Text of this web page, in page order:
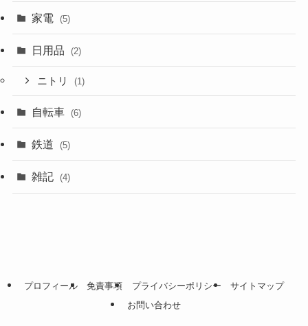
家電 (5)
日用品 (2)
ニトリ (1)
自転車 (6)
鉄道 (5)
雑記 (4)
プロフィール 免責事項 プライバシーポリシー
サイトマップ
お問い合わせ